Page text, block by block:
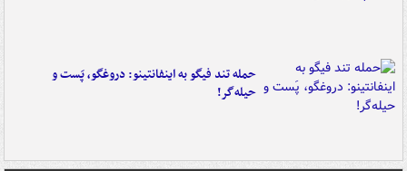
حمله تند فیگو به اینفانتینو: دروغگو، پَست‌ و
حیله‌گر!